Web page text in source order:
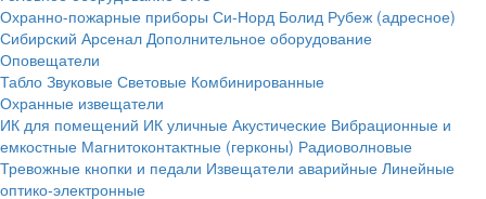
Охранно-пожарные приборы Си-Норд Болид Рубеж (адресное)
Сибирский Арсенал Дополнительное оборудование
Оповещатели
Табло Звуковые Световые Комбинированные
Охранные извещатели
ИК для помещений ИК уличные Акустические Вибрационные и
емкостные Магнитоконтактные (герконы) Радиоволновые
Тревожные кнопки и педали Извещатели аварийные Линейные
оптико-электронные